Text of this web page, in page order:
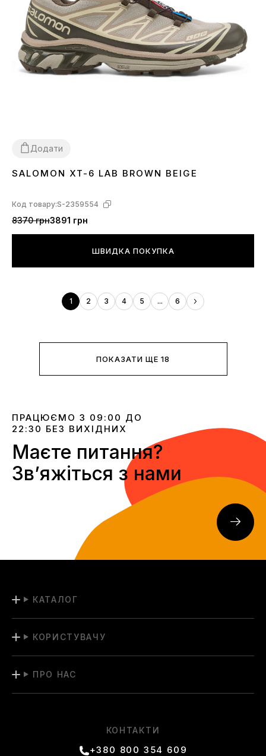
Додати
4041 42 43 44
SALOMON XT-6 LAB BROWN BEIGE
Код товару:S-2359554
8370 грн3891 грн
ШВИДКА ПОКУПКА
1 2 3 4 5 ... 6
ПОКАЗАТИ ЩЕ 18
ПРАЦЮЄМО З 09:00 ДО
22:30 БЕЗ ВИХІДНИХ
Маєте питання?
Звʼяжіться з нами
КАТАЛОГ
КОРИСТУВАЧУ
ПРО НАС
КОНТАКТИ
+380 800 354 609